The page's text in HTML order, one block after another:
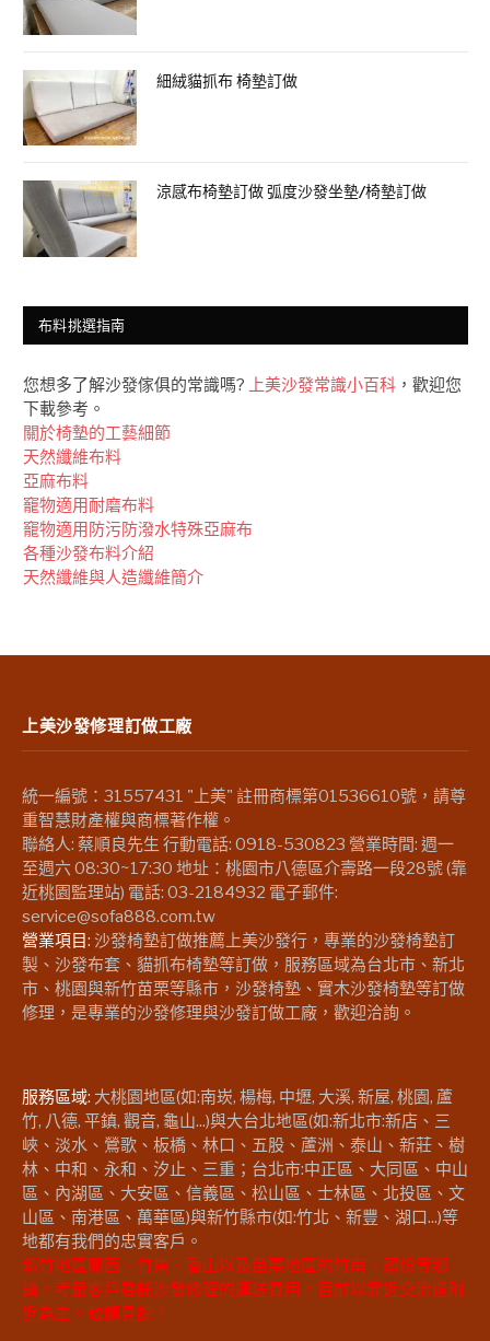
細絨貓抓布 椅墊訂做
涼感布椅墊訂做 弧度沙發坐墊/椅墊訂做
布料挑選指南
您想多了解沙發傢俱的常識嗎? 上美沙發常識小百科 ，歡迎您
下載參考。
關於椅墊的工藝細節
天然纖維布料
亞麻布料
竉物適用耐磨布料
竉物適用防污防潑水特殊亞麻布
各種沙發布料介紹
天然纖維與人造纖維簡介
上美沙發修理訂做工廠
統一編號：31557431 "上美" 註冊商標第01536610號，請尊
重智慧財產權與商標著作權。
聯絡人: 蔡順良先生 行動電話: 0918-530823 營業時間: 週一
至週六 08:30~17:30 地址：桃園市八德區介壽路一段28號 (靠
近桃園監理站) 電話: 03-2184932 電子郵件:
service@sofa888.com.tw
營業項目: 沙發椅墊訂做推薦上美沙發行，專業的沙發椅墊訂
製、沙發布套、貓抓布椅墊等訂做，服務區域為台北市、新北
市、桃園與新竹苗栗等縣市，沙發椅墊、實木沙發椅墊等訂做
修理，是專業的沙發修理與沙發訂做工廠，歡迎洽詢。
服務區域: 大桃園地區(如:南崁, 楊梅, 中壢, 大溪, 新屋, 桃園, 蘆
竹, 八德, 平鎮, 觀音, 龜山...)與大台北地區(如:新北市:新店、三
峽、淡水、鶯歌、板橋、林口、五股、蘆洲、泰山、新莊、樹
林、中和、永和、汐止、三重；台北市:中正區、大同區、中山
區、內湖區、大安區、信義區、松山區、士林區、北投區、文
山區、南港區、萬華區)與新竹縣市(如:竹北、新豐、湖口...)等
地都有我們的忠實客戶。
新竹地區關西、竹東、香山以及苗栗地區的竹南、頭份等鄉
鎮，考量客戶委託沙發修理的運送費用，目前以靠近交流道附
近為主。敬請見諒！